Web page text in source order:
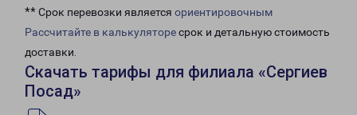
** Срок перевозки является ориентировочным
Рассчитайте в калькуляторесрок и детальную стоимость
доставки.
Скачать тарифы для филиала «Сергиев
Посад»